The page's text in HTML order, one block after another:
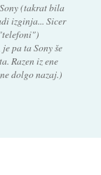
(takrat bila
izginja... Sicer
pa ta Sony še
Razen iz ene
dolgo nazaj.)